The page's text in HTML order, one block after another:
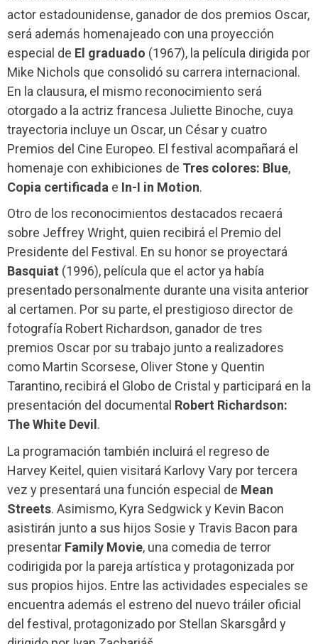
actor estadounidense, ganador de dos premios Oscar,
será además homenajeado con una proyección
especial de El graduado (1967), la película dirigida por
Mike Nichols que consolidó su carrera internacional.
En la clausura, el mismo reconocimiento será
otorgado a la actriz francesa Juliette Binoche, cuya
trayectoria incluye un Oscar, un César y cuatro
Premios del Cine Europeo. El festival acompañará el
homenaje con exhibiciones de Tres colores: Blue,
Copia certificada e In-I in Motion.
Otro de los reconocimientos destacados recaerá
sobre Jeffrey Wright, quien recibirá el Premio del
Presidente del Festival. En su honor se proyectará
Basquiat (1996), película que el actor ya había
presentado personalmente durante una visita anterior
al certamen. Por su parte, el prestigioso director de
fotografía Robert Richardson, ganador de tres
premios Oscar por su trabajo junto a realizadores
como Martin Scorsese, Oliver Stone y Quentin
Tarantino, recibirá el Globo de Cristal y participará en la
presentación del documental Robert Richardson:
The White Devil .
La programación también incluirá el regreso de
Harvey Keitel, quien visitará Karlovy Vary por tercera
vez y presentará una función especial de Mean
Streets. Asimismo, Kyra Sedgwick y Kevin Bacon
asistirán junto a sus hijos Sosie y Travis Bacon para
presentar Family Movie, una comedia de terror
codirigida por la pareja artística y protagonizada por
sus propios hijos. Entre las actividades especiales se
encuentra además el estreno del nuevo tráiler oficial
del festival, protagonizado por Stellan Skarsgård y